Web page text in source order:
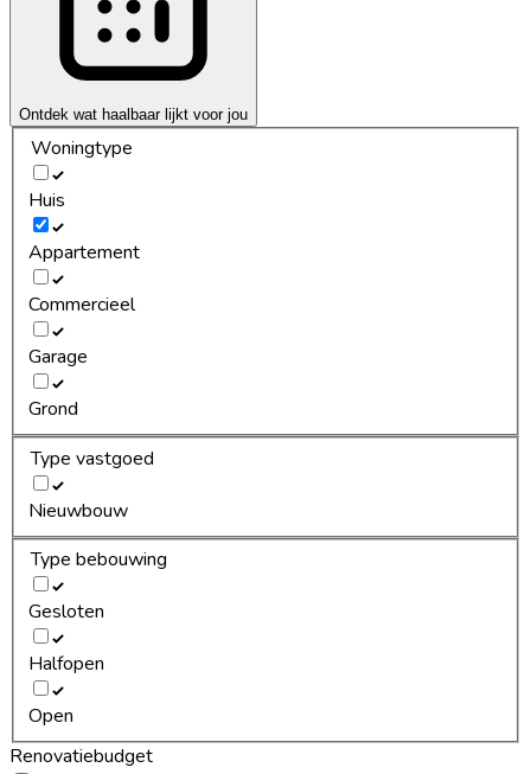
Ontdek wat haalbaar lijkt voor jou
Woningtype
Huis
Appartement
Commercieel
Garage
Grond
Type vastgoed
Nieuwbouw
Type bebouwing
Gesloten
Halfopen
Open
Renovatiebudget